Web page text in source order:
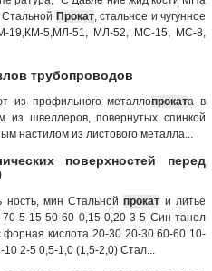
Прокат, стальное и чугунное
19,КМ-5,МЛ-51, МЛ-52, МС-15, МС-8,
трубопроводов
из профильного металлопроката в
из швеллеров, повернутых спинкой
настилом из листового металла...
поверхностей перед
ность, мин Стальнойпрокат и литье
5-15 50-60 0,15-0,20 3-5 Син танол
кислота 20-30 20-30 60-60 10-
2-5 0,5-1,0 (1,5-2,0) Стал...